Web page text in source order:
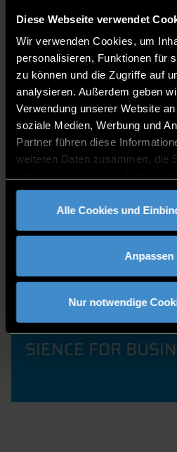
Diese Webseite verwendet
Wir verwenden Cookies, um
personalisieren, Funktionen für
zu können und die Zugriffe auf
analysieren. Außerdem geben
Verwendung unserer Website
soziale Medien, Werbung und
Partner führen diese
weiteren Daten zusammen, die
gesammelt haben.
Alle Cookies und
Anpassen
Nur notwendige
MINT (STEM)
Cooperation
EMPLOYER
with Further Education
JOB SHADOWING
SIENCE FOR